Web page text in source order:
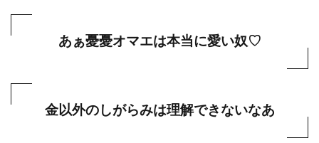
あぁ憂憂オマエは本当に愛い奴♡
金以外のしがらみは理解できないなあ